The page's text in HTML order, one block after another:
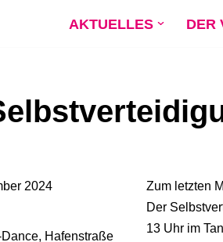
AKTUELLES DER
2024
Hafenstraße
Zum letzten
Der
13 Uhr im